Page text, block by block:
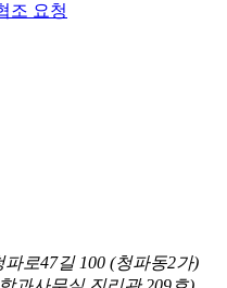
조 요청
로47길 100 (청파동2가)